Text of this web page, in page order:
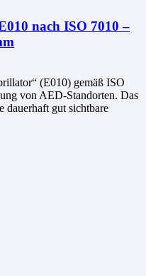
nach ISO 7010 –
(E010) gemäß ISO
von AED-Standorten. Das
dauerhaft gut sichtbare